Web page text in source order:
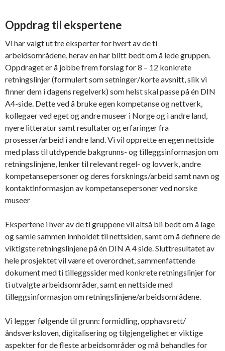
Oppdrag til ekspertene
Vi har valgt ut tre eksperter for hvert av de ti
arbeidsområdene, herav en har blitt bedt om å lede gruppen.
Oppdraget er å jobbe frem forslag for 8 – 12 konkrete
retningslinjer (formulert som setninger/korte avsnitt, slik vi
finner dem i dagens regelverk) som helst skal passe på én DIN
A4-side. Dette ved å bruke egen kompetanse og nettverk,
kollegaer ved eget og andre museer i Norge og i andre land,
nyere litteratur samt resultater og erfaringer fra
prosesser/arbeid i andre land. Vi vil opprette en egen nettside
med plass til utdypende bakgrunns- og tilleggsinformasjon om
retningslinjene, lenker til relevant regel- og lovverk, andre
kompetansepersoner og deres forsknings/arbeid samt navn og
kontaktinformasjon av kompetansepersoner ved norske
museer
Ekspertene i hver av de ti gruppene vil altså bli bedt om å lage
og samle sammen innholdet til nettsiden, samt om å definere de
viktigste retningslinjene på én DIN A 4 side. Sluttresultatet av
hele prosjektet vil være et overordnet, sammenfattende
dokument med ti tilleggssider med konkrete retningslinjer for
ti utvalgte arbeidsområder, samt en nettside med
tilleggsinformasjon om retningslinjene/arbeidsområdene.
Vi legger følgende til grunn: formidling, opphavsrett/
åndsverksloven, digitalisering og tilgjengelighet er viktige
aspekter for de fleste arbeidsområder og må behandles for